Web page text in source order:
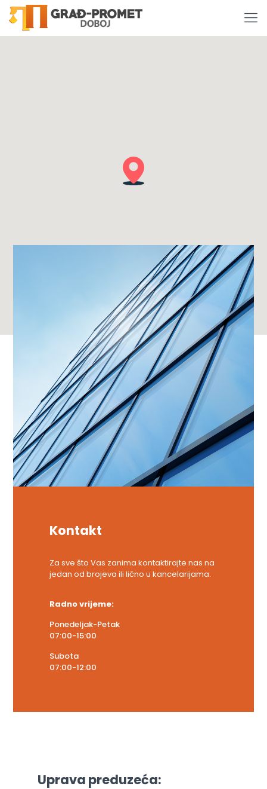
Kontakt
Za sve što Vas zanima kontaktirajte nas na
jedan od brojeva ili lično u kancelarijama.
Radno vrijeme:
Ponedeljak-Petak
07:00-15:00
Subota
07:00-12:00
Uprava preduzeća: